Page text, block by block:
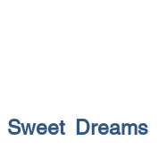
Sweet Dreams